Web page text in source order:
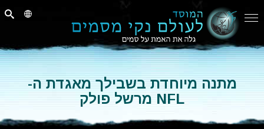
מתנה מיוחדת בשבילך מאגדת ה-
NFL מרשל פולק